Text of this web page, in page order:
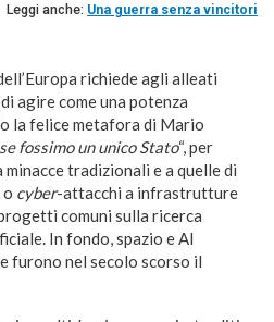
Leggi anche: Una guerra senza vincitori
richiede agli alleati
agire come una potenza
la felice metafora di Mario
fossimo un unico Stato“, per
tradizionali e a quelle di
cyber-attacchi a infrastrutture
comuni sulla ricerca
In fondo, spazio e AI
furono nel secolo scorso il